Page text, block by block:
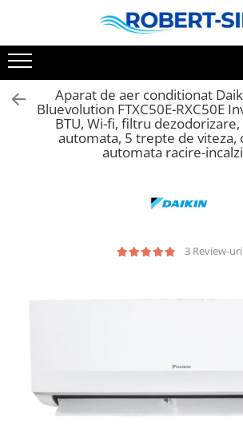
Montaj aer condiționat Iași
Pachete aer condiționat cu montaj
Aer conditionat 9000BTU
Aer conditionat 18000BTU
Sisteme Fotovoltaice
Aparat de aer conditionat
Bluevolution FTXC50E-RXC50E
BTU, Wi-fi, filtru
automata, 5 trepte de viteza,
automata racire-
3 Review-uri